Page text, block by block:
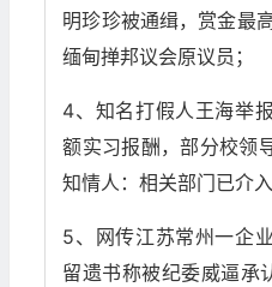
明珍珍被通缉，赏金最
缅甸掸邦议会原议员；
4、知名打假人王海举
额实习报酬，部分校领
知情人：相关部门已介入
5、网传江苏常州一企
留遗书称被纪委威逼承